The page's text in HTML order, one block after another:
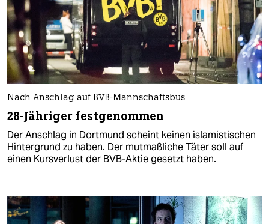
Nach Anschlag auf BVB-Mannschaftsbus
28-Jähriger festgenommen
Der Anschlag in Dortmund scheint keinen islamistischen
Hintergrund zu haben. Der mutmaßliche Täter soll auf
einen Kursverlust der BVB-Aktie gesetzt haben.